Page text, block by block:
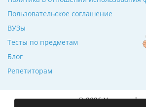
ВУЗы
Тесты по предметам
Блог
Репетиторам
Пользовательское соглашение
© 2026 Училкин.by